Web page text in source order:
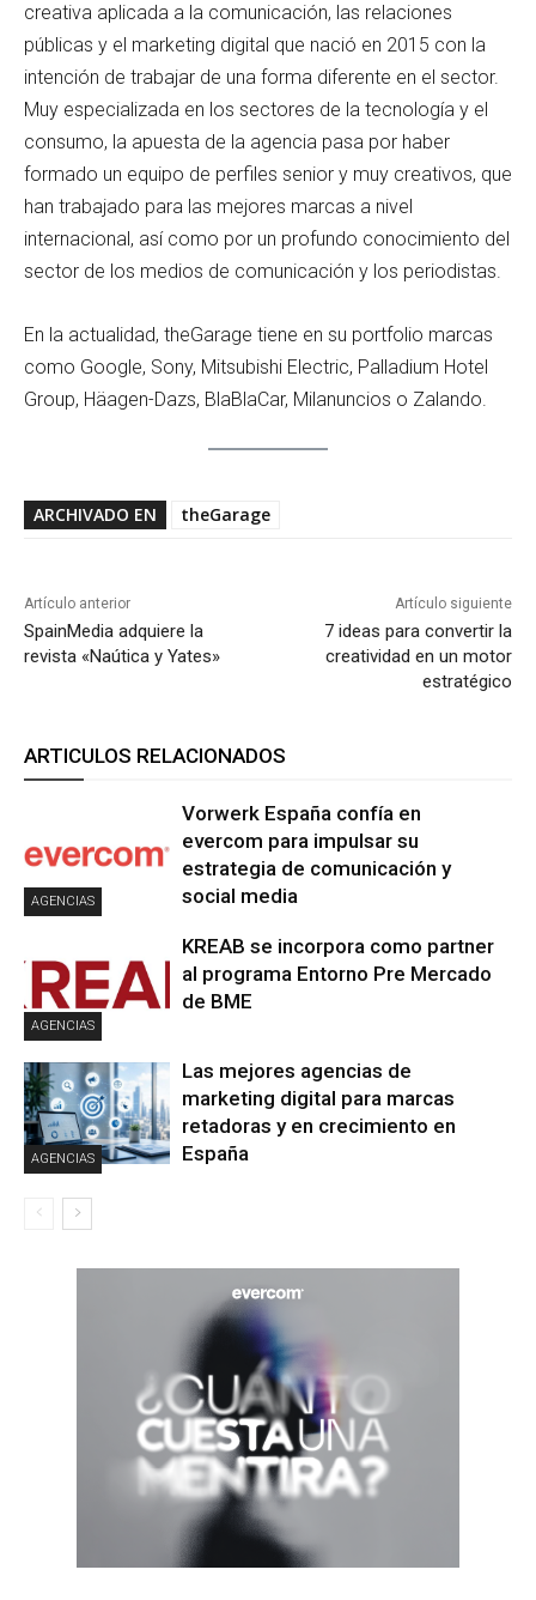
creativa aplicada a la comunicación, las relaciones
públicas y el marketing digital que nació en 2015 con la
intención de trabajar de una forma diferente en el sector.
Muy especializada en los sectores de la tecnología y el
consumo, la apuesta de la agencia pasa por haber
formado un equipo de perfiles senior y muy creativos, que
han trabajado para las mejores marcas a nivel
internacional, así como por un profundo conocimiento del
sector de los medios de comunicación y los periodistas.
En la actualidad, theGarage tiene en su portfolio marcas
como Google, Sony, Mitsubishi Electric, Palladium Hotel
Group, Häagen-Dazs, BlaBlaCar, Milanuncios o Zalando.
ARCHIVADO EN theGarage
Artículo anterior
SpainMedia adquiere la
revista «Naútica y Yates»
Artículo siguiente
7 ideas para convertir la
creatividad en un motor
estratégico
ARTICULOS RELACIONADOS
AGENCIAS
Vorwerk España confía en
evercom para impulsar su
estrategia de comunicación y
social media
AGENCIAS
KREAB se incorpora como partner
al programa Entorno Pre Mercado
de BME
AGENCIAS
Las mejores agencias de
marketing digital para marcas
retadoras y en crecimiento en
España